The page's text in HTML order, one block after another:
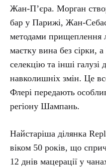
Жан-П’єра. Морган
бар у Парижі, Жан-
методами прищеплення
маєтку вина без сірки,
селекцію та інші галузі
навколишніх змін. Це
Флері передають
регіону Шампань.
Найстаріша ділянка
віком 50 років, що
12 днів мацерації у